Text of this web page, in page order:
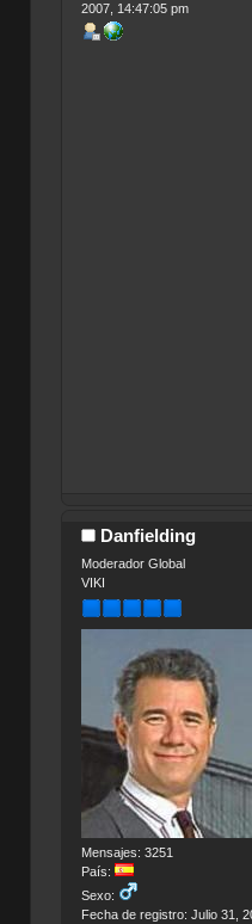
2007, 14:47:05 pm
Danfielding
Moderador Global
VIKI
Mensajes: 3251
País:
Sexo:
Fecha de registro: Julio 31,